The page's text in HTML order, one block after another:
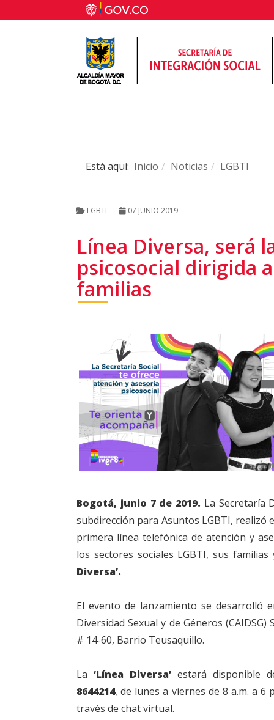
Está aquí: Inicio Noticias LGBTI
LGBTI 07 JUNIO 2019
Línea Diversa, será
psicosocial dirigida
familias
Bogotá, junio 7 de 2019. La Secretaría
subdirección para Asuntos LGBTI, realizó
primera línea telefónica de atención y
los sectores sociales LGBTI, sus
Diversa’.
El evento de lanzamiento se desarrolló
Diversidad Sexual y de Géneros
# 14-60, Barrio Teusaquillo.
La ‘Línea Diversa’ estará disponible
8644214, de lunes a viernes de 8 a.m. a
través de chat virtual.